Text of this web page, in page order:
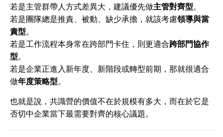
若是主管群帶人方式差異大，建議優先做主管對齊型。
若是團隊總是推責、被動、缺少承擔，就該考慮領導與當
責型。
若是工作流程本身常在跨部門卡住，則更適合跨部門協作
型。
若是企業正進入新年度、新階段或轉型前期，那就很適合
做年度策略型。
也就是說，共識營的價值不在於規模有多大，而在於它是
否切中企業當下最需要對齊的核心議題。